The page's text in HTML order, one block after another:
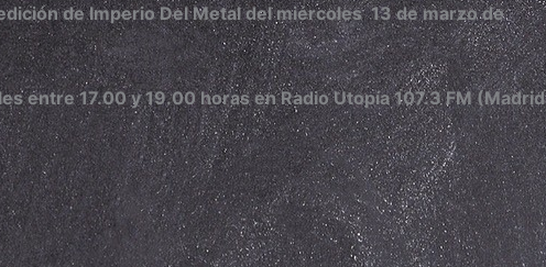
de Imperio Del Metal del miércoles 13 de marzo de
entre 17.00 y 19.00 horas en Radio Utopía 107.3 FM (Madrid